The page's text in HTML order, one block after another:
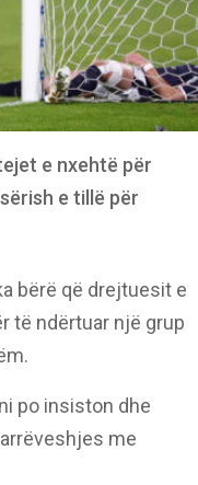
e nxehtë për
e tillë për
bërë që drejtuesit e
të ndërtuar një grup
po insiston dhe
me